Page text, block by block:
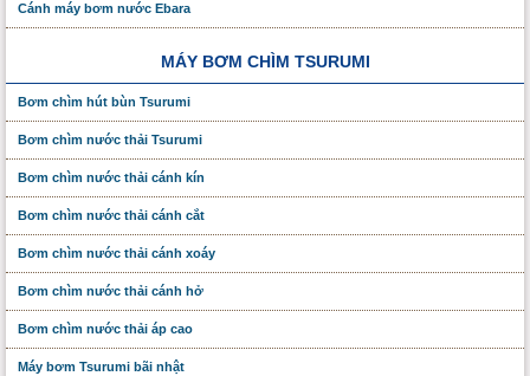
Cánh máy bơm nước Ebara
MÁY BƠM CHÌM TSURUMI
Bơm chìm hút bùn Tsurumi
Bơm chìm nước thải Tsurumi
Bơm chìm nước thải cánh kín
Bơm chìm nước thải cánh cắt
Bơm chìm nước thải cánh xoáy
Bơm chìm nước thải cánh hở
Bơm chìm nước thải áp cao
Máy bơm Tsurumi bãi nhật